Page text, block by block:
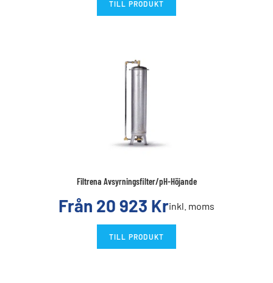
TILL PRODUKT
Filtrena Avsyrningsfilter/pH-Höjande
Från 20 923 Krinkl. moms
TILL PRODUKT